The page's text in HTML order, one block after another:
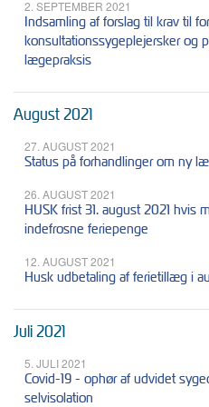
2. SEPTEMBER 2021
Indsamling af forslag til krav til
konsultationssygeplejersker og
lægepraksis
August 2021
27. AUGUST 2021
Status på forhandlinger om ny
26. AUGUST 2021
HUSK frist 31. august 2021 hvis
indefrosne feriepenge
12. AUGUST 2021
Husk udbetaling af ferietillæg i
Juli 2021
5. JULI 2021
Covid-19 - ophør af udvidet
selvisolation